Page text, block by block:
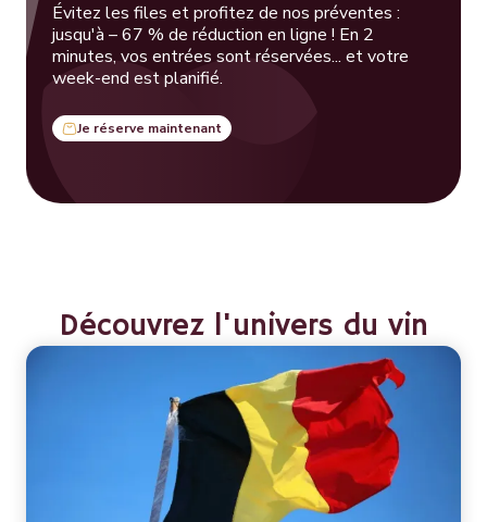
Évitez les files et profitez de nos préventes :
jusqu'à – 67 % de réduction en ligne ! En 2
minutes, vos entrées sont réservées... et votre
week-end est planifié.
Je réserve maintenant
Découvrez l'univers du vin